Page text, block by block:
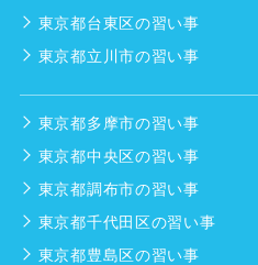
東京都台東区の習い事
東京都立川市の習い事
東京都多摩市の習い事
東京都中央区の習い事
東京都調布市の習い事
東京都千代田区の習い事
東京都豊島区の習い事